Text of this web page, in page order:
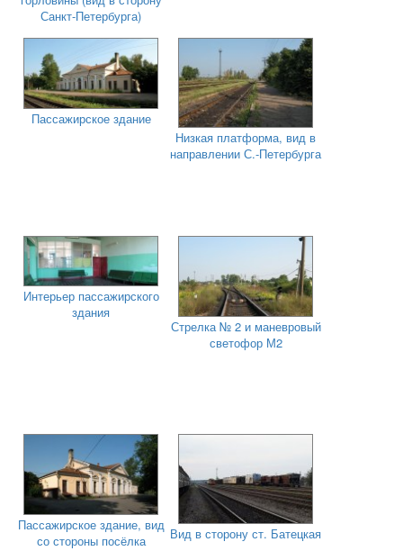
Санкт-Петербурга)
Пассажирское здание
Низкая платформа, вид в
направлении С.-Петербурга
Интерьер пассажирского
здания
Стрелка № 2 и маневровый
светофор М2
Пассажирское здание, вид
со стороны посёлка
Вид в сторону ст. Батецкая